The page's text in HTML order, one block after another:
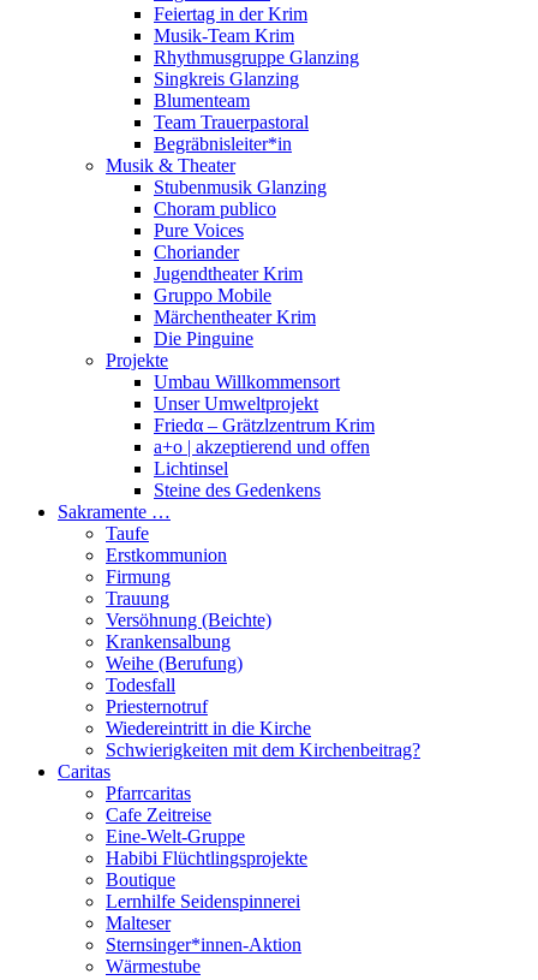
Feiertag in der Krim
Musik-Team Krim
Rhythmusgruppe Glanzing
Singkreis Glanzing
Blumenteam
Team Trauerpastoral
Begräbnisleiter*in
Musik & Theater
Stubenmusik Glanzing
Choram publico
Pure Voices
Choriander
Jugendtheater Krim
Gruppo Mobile
Märchentheater Krim
Die Pinguine
Projekte
Umbau Willkommensort
Unser Umweltprojekt
Friedα – Grätzlzentrum Krim
a+o | akzeptierend und offen
Lichtinsel
Steine des Gedenkens
Sakramente …
Taufe
Erstkommunion
Firmung
Trauung
Versöhnung (Beichte)
Krankensalbung
Weihe (Berufung)
Todesfall
Priesternotruf
Wiedereintritt in die Kirche
Schwierigkeiten mit dem Kirchenbeitrag?
Caritas
Pfarrcaritas
Cafe Zeitreise
Eine-Welt-Gruppe
Habibi Flüchtlingsprojekte
Boutique
Lernhilfe Seidenspinnerei
Malteser
Sternsinger*innen-Aktion
Wärmestube